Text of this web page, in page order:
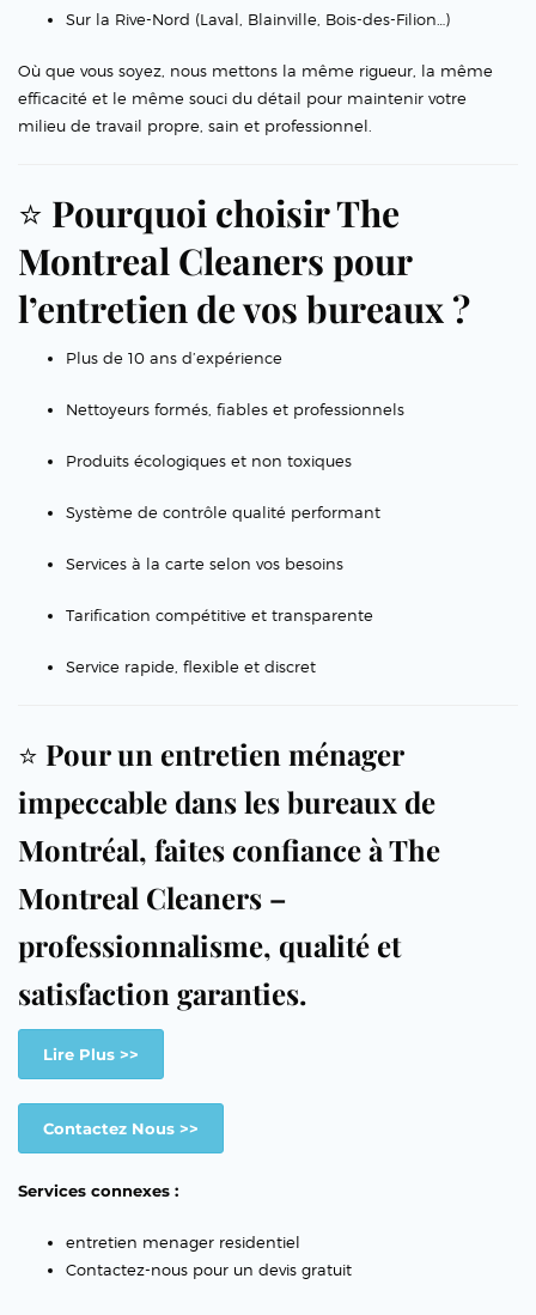
Sur la Rive-Nord (Laval, Blainville, Bois-des-Filion…)
Où que vous soyez, nous mettons la même rigueur, la même
efficacité et le même souci du détail pour maintenir votre
milieu de travail propre, sain et professionnel.
⭐ Pourquoi choisir The
Montreal Cleaners pour
l’entretien de vos bureaux ?
Plus de 10 ans d’expérience
Nettoyeurs formés, fiables et professionnels
Produits écologiques et non toxiques
Système de contrôle qualité performant
Services à la carte selon vos besoins
Tarification compétitive et transparente
Service rapide, flexible et discret
⭐ Pour un entretien ménager
impeccable dans les bureaux de
Montréal, faites confiance à The
Montreal Cleaners –
professionnalisme, qualité et
satisfaction garanties.
Lire Plus >>
Contactez Nous >>
Services connexes :
entretien menager residentiel
Contactez-nous pour un devis gratuit